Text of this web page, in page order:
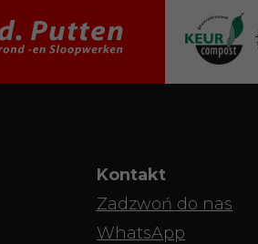
Kontakt
Zadzwoń do nas
WhatsApp